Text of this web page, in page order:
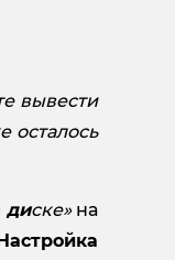
вывести
осталось
диске» на